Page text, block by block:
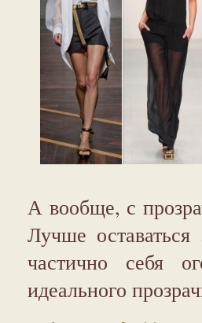
А вообще, с
Лучше
частично себя
идеального